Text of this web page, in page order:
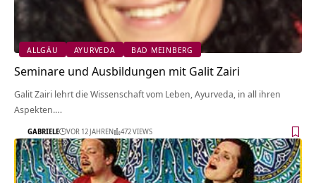
ALLGÄU AYURVEDA BAD MEINBERG
Seminare und Ausbildungen mit Galit Zairi
Galit Zairi lehrt die Wissenschaft vom Leben, Ayurveda, in all ihren
Aspekten.…
GABRIELE VOR 12 JAHREN 472 VIEWS